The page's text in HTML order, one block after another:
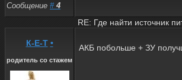
Сообщение # 4
RE: Где найти источник
К-Е-Т •
родитель со стажем
АКБ побольше + ЗУ